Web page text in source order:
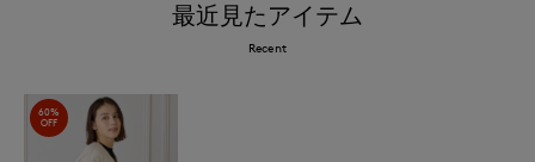
最近見たアイテム
Recent
60%
OFF